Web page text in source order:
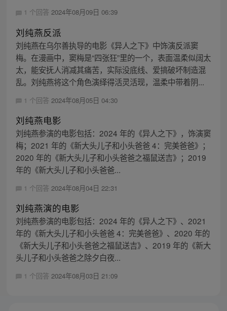
1 个回答 2024年08月09日 06:39
刘纯燕反派
刘纯燕在乌尔善执导的电影《异人之下》中饰演反派窦
梅。在漫画中，窦梅是“四张狂”里的一个，表面温柔似阔太
太，能安抚人消减其痛苦，实际没底线、爱搞破坏制造混
乱。刘纯燕将这个角色演绎得活灵活现，温柔中带着阴...
1 个回答 2024年08月05日 04:30
刘纯燕电影
刘纯燕参演的电影包括：2024 年的《异人之下》，饰演窦
梅；2021 年的《新大头儿子和小头爸爸 4：完美爸爸》；
2020 年的《新大头儿子和小头爸爸之福鼠送吉》；2019
年的《新大头儿子和小头爸爸...
1 个回答 2024年08月04日 22:31
刘纯燕演的电影
刘纯燕参演的电影包括：2024 年的《异人之下》、2021
年的《新大头儿子和小头爸爸 4：完美爸爸》、2020 年的
《新大头儿子和小头爸爸之福鼠送吉》、2019 年的《新大
头儿子和小头爸爸之除夕白夜...
1 个回答 2024年08月03日 21:09